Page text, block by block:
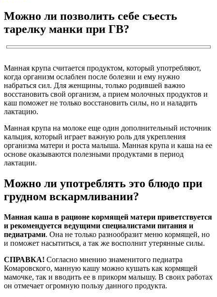
Можно ли позволить себе съесть
тарелку манки при ГВ?
Манная крупа считается продуктом, который употребляют,
когда организм ослаблен после болезни и ему нужно
набраться сил. Для женщины, только родившей важно
восстановить свой организм, а прием молочных продуктов и
каш поможет не только восстановить силы, но и наладить
лактацию.
Манная крупа на молоке еще один дополнительный источник
кальция, который играет важную роль для укрепления
организма матери и роста малыша. Манная крупа и каша на ее
основе оказываются полезными продуктами в период
лактации.
Можно ли употреблять это блюдо при
грудном вскармливании?
Манная каша в рационе кормящей матери приветствуется
и рекомендуется ведущими специалистами питания и
педиатрами. Она не только разнообразит меню кормящей, но
и поможет насытиться, а так же восполнит утерянные силы.
СПРАВКА! Согласно мнению знаменитого педиатра
Комаровского, манную кашу можно кушать как кормящей
мамочке, так и вводить ее в прикорм малышу. В своих работах
он отмечает огромную пользу данного продукта.